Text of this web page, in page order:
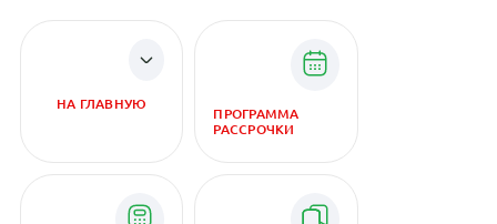
НА ГЛАВНУЮ
ПРОГРАММА
РАССРОЧКИ